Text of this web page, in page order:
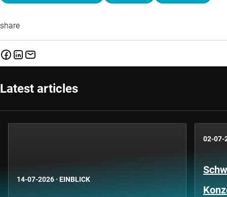
share
Latest articles
14-07-2026 · EINBLICK
02-07-